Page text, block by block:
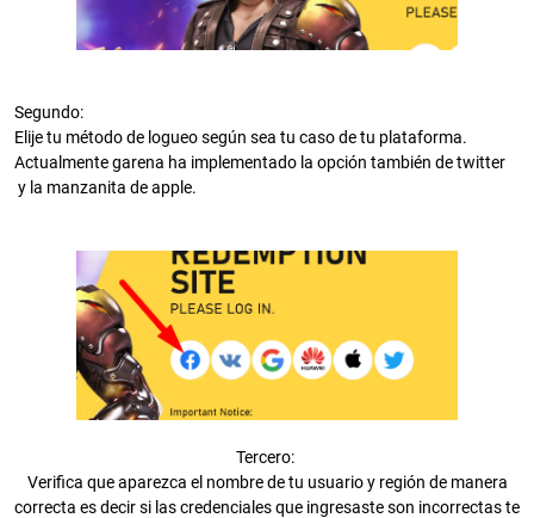
Segundo:
Elije tu método de logueo según sea tu caso de tu plataforma.
Actualmente garena ha implementado la opción también de twitter
y la manzanita de apple.
Tercero:
Verifica que aparezca el nombre de tu usuario y región de manera
correcta es decir si las credenciales que ingresaste son incorrectas te